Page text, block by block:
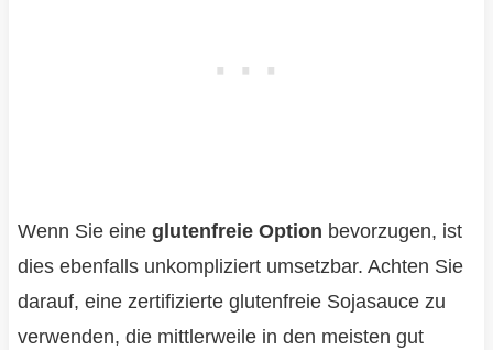
Wenn Sie eine glutenfreie Option bevorzugen, ist
dies ebenfalls unkompliziert umsetzbar. Achten Sie
darauf, eine zertifizierte glutenfreie Sojasauce zu
verwenden, die mittlerweile in den meisten gut